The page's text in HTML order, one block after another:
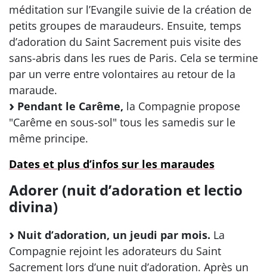
méditation sur l’Evangile suivie de la création de
petits groupes de maraudeurs. Ensuite, temps
d’adoration du Saint Sacrement puis visite des
sans-abris dans les rues de Paris. Cela se termine
par un verre entre volontaires au retour de la
maraude.
Pendant le Carême, la Compagnie propose
"Carême en sous-sol" tous les samedis sur le
même principe.
Dates et plus d’infos sur les maraudes
Adorer (nuit d’adoration et lectio
divina)
Nuit d’adoration, un jeudi par mois. La
Compagnie rejoint les adorateurs du Saint
Sacrement lors d’une nuit d’adoration. Après un